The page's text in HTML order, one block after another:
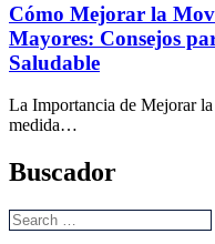
Cómo Mejorar la
Mayores: Consejos
Saludable
La Importancia de Mejorar
medida…
Buscador